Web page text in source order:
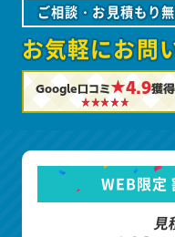
ご相談・お見積もり
お気軽にお問
Google口コミ★4.9獲得
WEB限定
見